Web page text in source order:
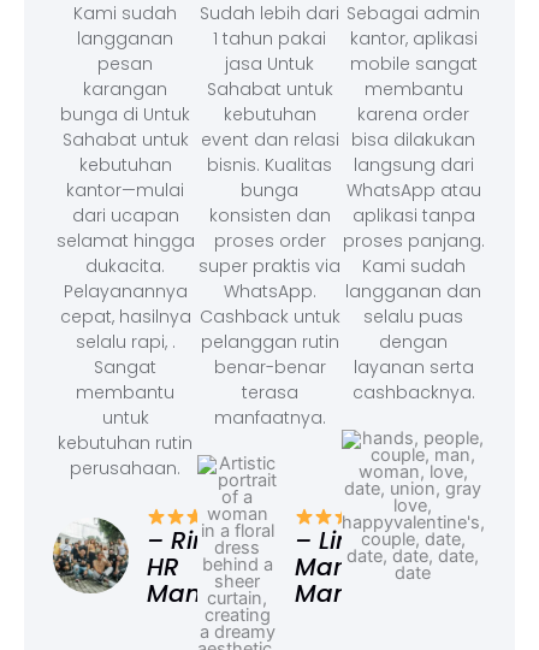
Kami sudah
langganan
pesan
karangan
bunga di Untuk
Sahabat untuk
kebutuhan
kantor—mulai
dari ucapan
selamat hingga
dukacita.
Pelayanannya
cepat, hasilnya
selalu rapi, .
Sangat
membantu
untuk
kebutuhan rutin
perusahaan.
– Rina,
HR
Manager
Sudah lebih dari
1 tahun pakai
jasa Untuk
Sahabat untuk
kebutuhan
event dan relasi
bisnis. Kualitas
bunga
konsisten dan
proses order
super praktis via
WhatsApp.
Cashback untuk
pelanggan rutin
benar-benar
terasa
manfaatnya.
– Linda,
Marketing
Manager
Sebagai admin
kantor, aplikasi
mobile sangat
membantu
karena order
bisa dilakukan
langsung dari
WhatsApp atau
aplikasi tanpa
proses panjang.
Kami sudah
langganan dan
selalu puas
dengan
layanan serta
cashbacknya.